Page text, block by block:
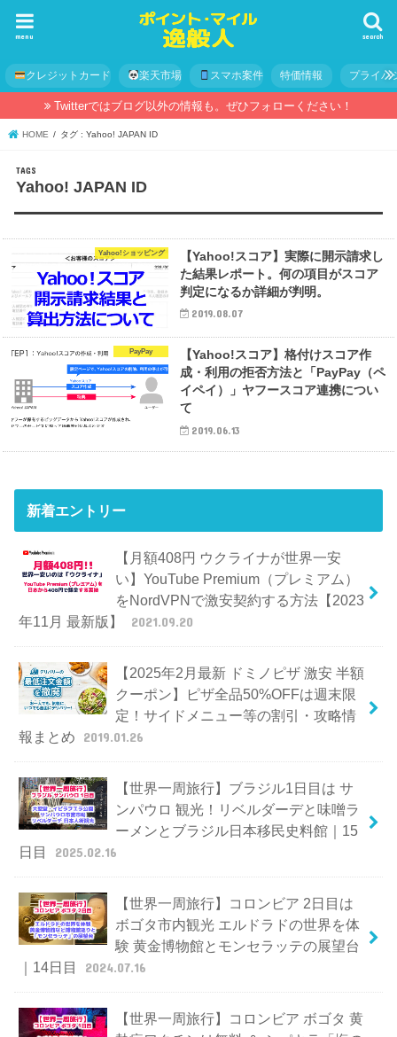
search
menu
クレジットカード 楽天市場 スマホ案件 特価情報 プライバ
Twitterではブログ以外の情報も。ぜひフォローください！
HOME タグ : Yahoo! JAPAN ID
Yahoo! JAPAN ID
Yahoo!ショッピング
【Yahoo!スコア】実際に開示請求し
た結果レポート。何の項目がスコア
判定になるか詳細が判明。
2019.08.07
PayPay
【Yahoo!スコア】格付けスコア作
成・利用の拒否方法と「PayPay（ペ
イペイ）」ヤフースコア連携につい
て
2019.06.13
新着エントリー
【月額408円 ウクライナが世界一安
い】YouTube Premium（プレミアム）
をNordVPNで激安契約する方法【2023
年11月 最新版】
2021.09.20
【2025年2月最新 ドミノピザ 激安 半額
クーポン】ピザ全品50%OFFは週末限
定！サイドメニュー等の割引・攻略情
報まとめ
2019.01.26
【世界一周旅行】ブラジル1日目は サ
ンパウロ 観光！リベルダーデと味噌ラ
ーメンとブラジル日本移民史料館｜15
日目
2025.02.16
【世界一周旅行】コロンビア 2日目は
ボゴタ市内観光 エルドラドの世界を体
験 黄金博物館とモンセラッテの展望台
｜14日目
2024.07.16
【世界一周旅行】コロンビア ボゴタ 黄